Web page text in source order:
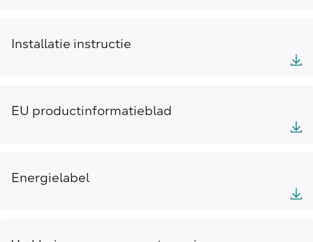
Installatie instructie
EU productinformatieblad
Energielabel